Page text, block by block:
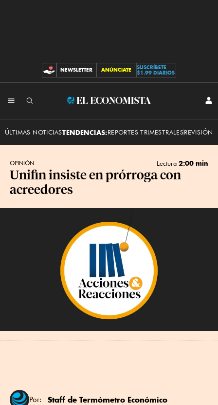
CONTRIBUCIONES
NEWSLETTER ANÚNCIATE
SUSCRÍBETE
$1.99 DIARIOS
El
ÚLTIMAS NOTICIASTENDENCIAS:REPORTES TRIMESTRALESREVISIÓN
OPINIÓN Lectura 2:00 min
Unifin insiste en prórroga con
acreedores
Por: Staff de Termómetro Económico